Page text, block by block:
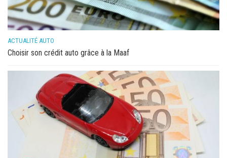
ACTUALITÉ AUTO
Choisir son crédit auto grâce à la Maaf